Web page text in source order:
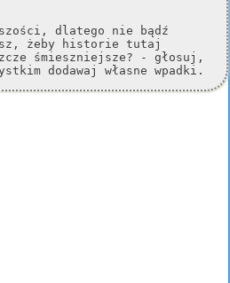
dlatego nie bądź
żeby historie tutaj
śmieszniejsze? - głosuj,
dodawaj własne wpadki.